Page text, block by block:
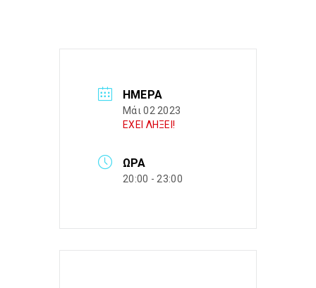
ΗΜΈΡΑ
Μάι 02 2023
ΕΧΕΙ ΛΗΞΕΙ!
ΏΡΑ
20:00 - 23:00